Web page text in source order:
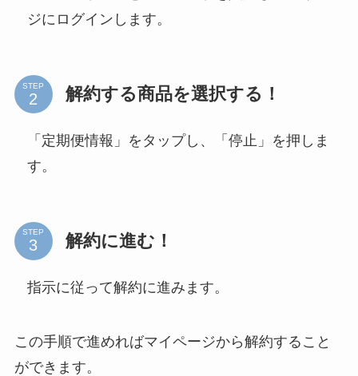
ジにログインします。
STEP 解約する商品を選択する！
「定期便情報」をタップし、「停止」を押しま
す。
STEP 解約に進む！
指示に従って解約に進みます。
この手順で進めればマイページから解約すること
ができます。